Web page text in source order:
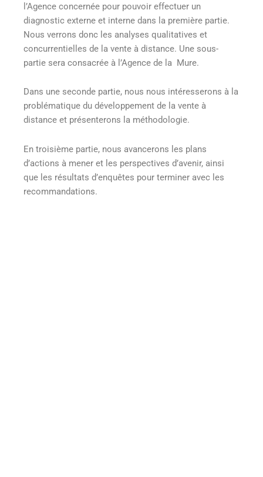
l’Agence concernée pour pouvoir effectuer un
diagnostic externe et interne dans la première partie.
Nous verrons donc les analyses qualitatives et
concurrentielles de la vente à distance. Une sous-
partie sera consacrée à l’Agence de la Mure.
Dans une seconde partie, nous nous intéresserons à la
problématique du développement de la vente à
distance et présenterons la méthodologie.
En troisième partie, nous avancerons les plans
d’actions à mener et les perspectives d’avenir, ainsi
que les résultats d’enquêtes pour terminer avec les
recommandations.